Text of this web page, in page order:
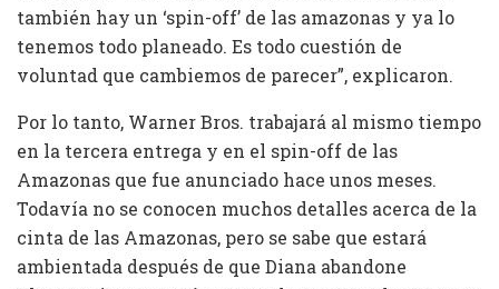
también hay un ‘spin-off’ de las amazonas y ya lo
tenemos todo planeado. Es todo cuestión de
voluntad que cambiemos de parecer”, explicaron.
Por lo tanto, Warner Bros. trabajará al mismo tiempo
en la tercera entrega y en el spin-off de las
Amazonas que fue anunciado hace unos meses.
Todavía no se conocen muchos detalles acerca de la
cinta de las Amazonas, pero se sabe que estará
ambientada después de que Diana abandone